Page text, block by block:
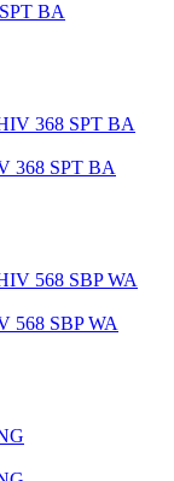
BA
368 SPT BA
568 SBP WA